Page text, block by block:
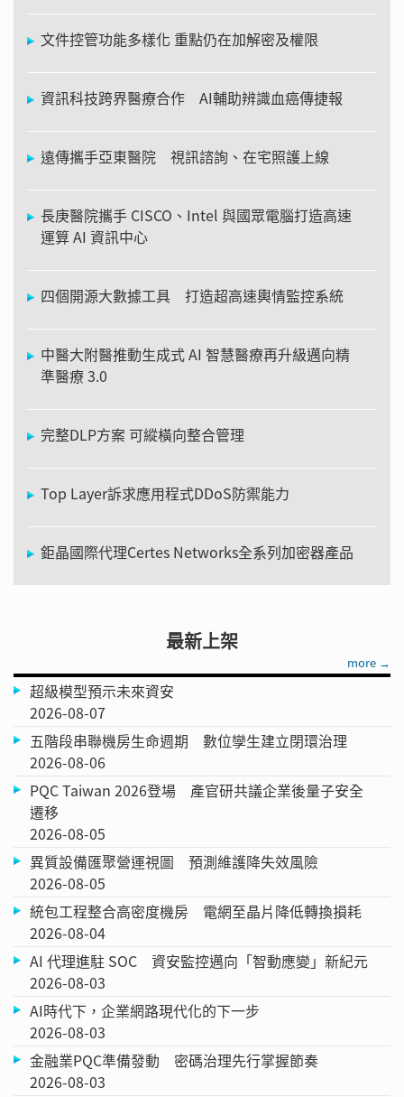
文件控管功能多樣化 重點仍在加解密及權限
資訊科技跨界醫療合作 AI輔助辨識血癌傳捷報
遠傳攜手亞東醫院 視訊諮詢、在宅照護上線
長庚醫院攜手 CISCO、Intel 與國眾電腦打造高速
運算 AI 資訊中心
四個開源大數據工具 打造超高速輿情監控系統
中醫大附醫推動生成式 AI 智慧醫療再升級邁向精
準醫療 3.0
完整DLP方案 可縱橫向整合管理
Top Layer訴求應用程式DDoS防禦能力
鉅晶國際代理Certes Networks全系列加密器產品
最新上架
more →
超級模型預示未來資安
2026-08-07
五階段串聯機房生命週期 數位孿生建立閉環治理
2026-08-06
PQC Taiwan 2026登場 產官研共議企業後量子安全
遷移
2026-08-05
異質設備匯聚營運視圖 預測維護降失效風險
2026-08-05
統包工程整合高密度機房 電網至晶片降低轉換損耗
2026-08-04
AI 代理進駐 SOC 資安監控邁向「智動應變」新紀元
2026-08-03
AI時代下，企業網路現代化的下一步
2026-08-03
金融業PQC準備發動 密碼治理先行掌握節奏
2026-08-03